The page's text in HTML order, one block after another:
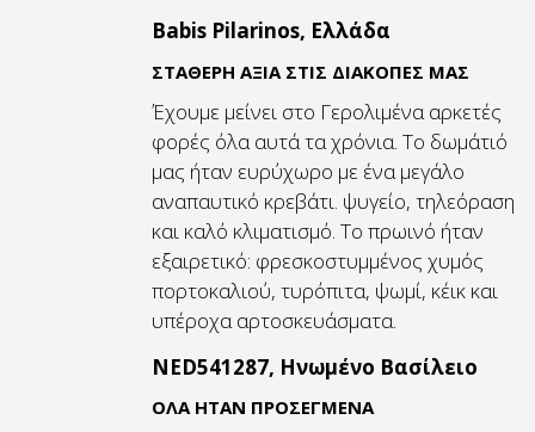
Babis Pilarinos, Ελλάδα
ΣΤΑΘΕΡΗ ΑΞΙΑ ΣΤΙΣ ΔΙΑΚΟΠΕΣ ΜΑΣ
Έχουμε μείνει στο Γερολιμένα αρκετές
φορές όλα αυτά τα χρόνια. Το δωμάτιό
μας ήταν ευρύχωρο με ένα μεγάλο
αναπαυτικό κρεβάτι. ψυγείο, τηλεόραση
και καλό κλιματισμό. Το πρωινό ήταν
εξαιρετικό: φρεσκοστυμμένος χυμός
πορτοκαλιού, τυρόπιτα, ψωμί, κέικ και
υπέροχα αρτοσκευάσματα.
NED541287, Ηνωμένο Βασίλειο
ΌΛΑ ΗΤΑΝ ΠΡΟΣΕΓΜΕΝΑ